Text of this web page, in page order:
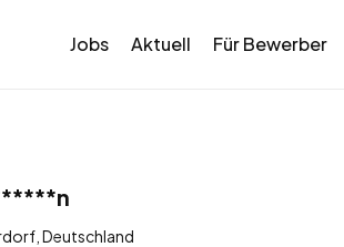
Jobs Aktuell Für Bewerber
Deutschland